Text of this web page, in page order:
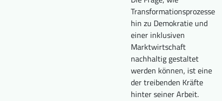
Transformationsprozesse
hin zu Demokratie und
einer inklusiven
Marktwirtschaft
nachhaltig gestaltet
werden können, ist eine
der treibenden Kräfte
hinter seiner Arbeit.